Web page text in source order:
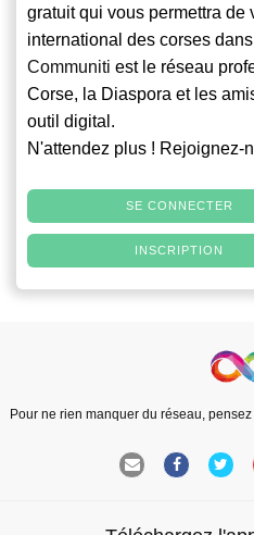
gratuit qui vous permettra de
international des corses
Communiti est le réseau
Corse, la Diaspora et les
outil digital.
N'attendez plus ! Rejoignez-
SE CONNECTER
INSCRIPTION
Pour ne rien manquer du réseau,